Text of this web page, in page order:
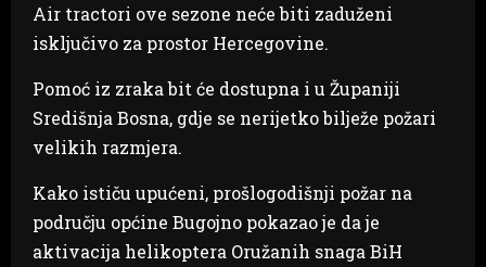
Air tractori ove sezone neće biti zaduženi
isključivo za prostor Hercegovine.
Pomoć iz zraka bit će dostupna i u Županiji
Središnja Bosna, gdje se nerijetko bilježe požari
velikih razmjera.
Kako ističu upućeni, prošlogodišnji požar na
području općine Bugojno pokazao je da je
aktivacija helikoptera Oružanih snaga BiH